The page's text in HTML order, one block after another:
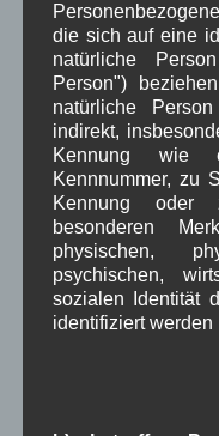
September 2025(5)
August 2025(2)
Juli 2025(9)
Juni 2025(7)
Mai 2025(3)
April 2025
(8)
März 2025(5)
Februar 2025
(9)
Januar 2025(8)
Dezember 2024
November 2024(14)
Oktober 2024(10)
September 2024(8)
die sich auf eine
natürliche
Person")
natürliche
indirekt,
Kennung wie
Kennnummer, zu
Kennung oder
besonderen
physischen,
psychischen,
sozialen Identität
identifiziert werden